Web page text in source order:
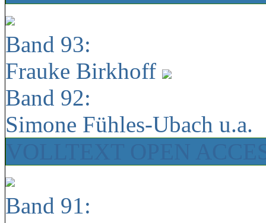
Band 93:
Frauke Birkhoff
Band 92:
Simone Fühles-Ubach u.a.
Band 91: